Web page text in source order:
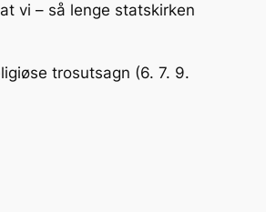
vi – så lenge statskirken
trosutsagn (6. 7. 9.